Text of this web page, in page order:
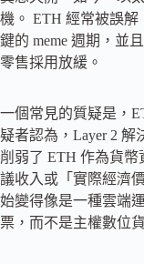
機。 ETH 經常被誤解
鍵的 meme 週期，並
零售採用放緩。
一個常見的質疑是，
疑者認為，Layer 2 解
削弱了 ETH 作為貨
議收入或「實際經濟
始變得像是一種雲端
票，而不是主權數位